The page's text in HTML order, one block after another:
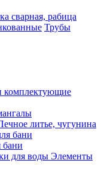
сварная, рабица
Трубы
комплектующие
литье, чугунина
бани
Элементы